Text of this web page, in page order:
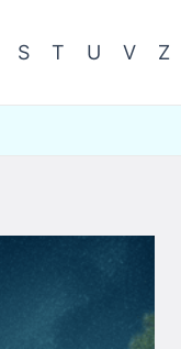
S T U V Z